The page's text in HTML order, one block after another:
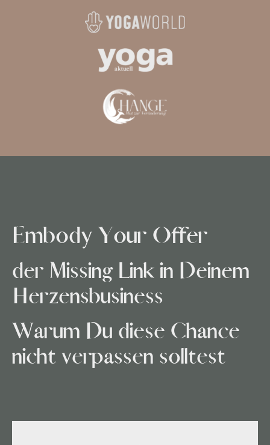
Embody Your Offer
der Missing Link in Deinem
Herzensbusiness
Warum Du diese Chance
nicht verpassen solltest